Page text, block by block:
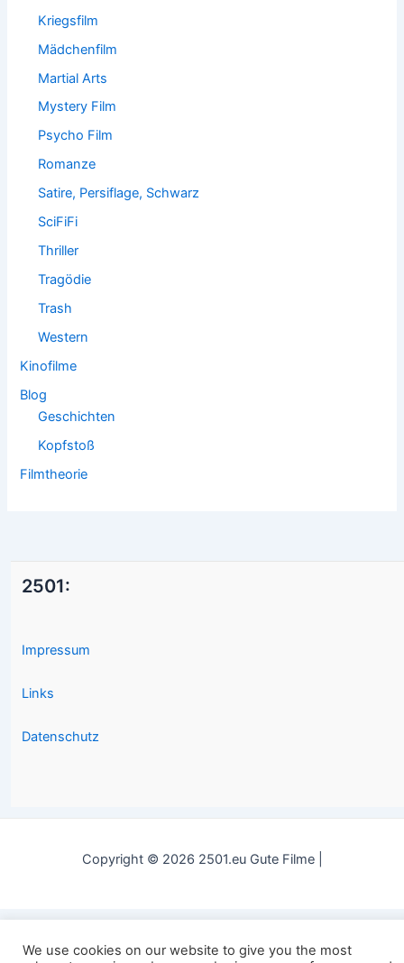
Kriegsfilm
Mädchenfilm
Martial Arts
Mystery Film
Psycho Film
Romanze
Satire, Persiflage, Schwarz
SciFiFi
Thriller
Tragödie
Trash
Western
Kinofilme
Blog
Geschichten
Kopfstoß
Filmtheorie
2501:
Impressum
Links
Datenschutz
Copyright © 2026 2501.eu Gute Filme |
We use cookies on our website to give you the most